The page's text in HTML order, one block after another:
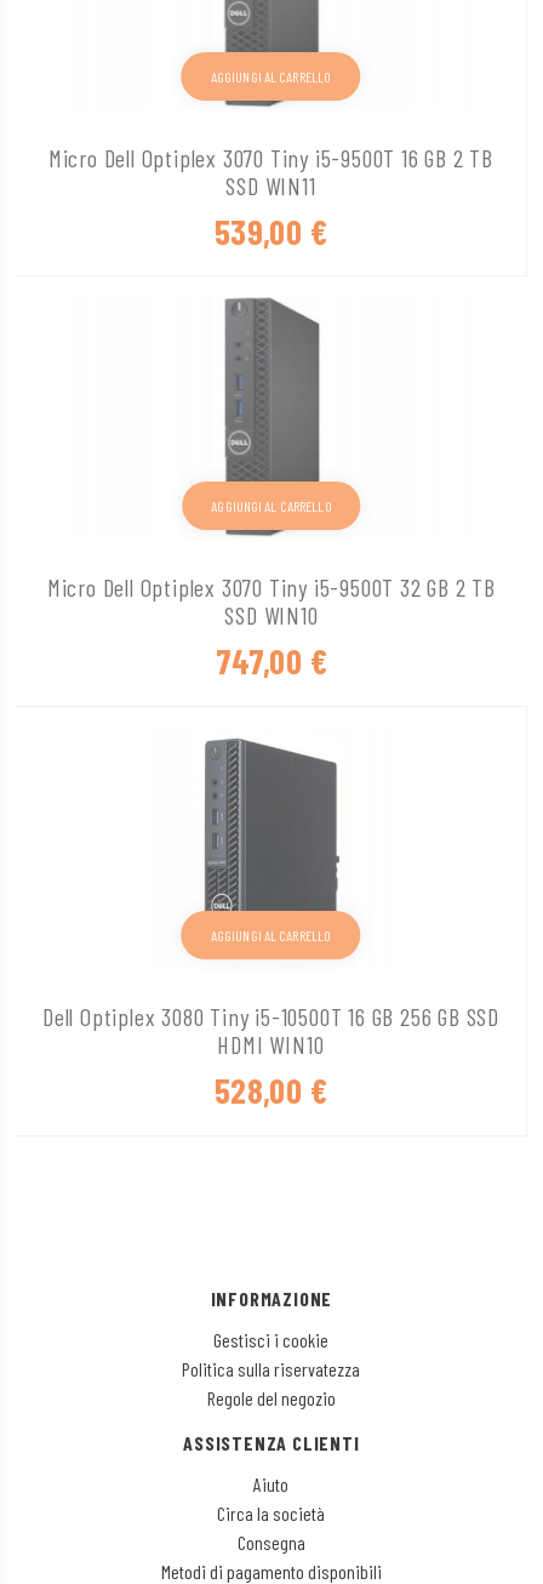
Micro Dell Optiplex 3070 Tiny i5-9500T 16 GB 2 TB
SSD WIN11
539,00 €
AGGIUNGI AL CARRELLO
Micro Dell Optiplex 3070 Tiny i5-9500T 32 GB 2 TB
SSD WIN10
747,00 €
AGGIUNGI AL CARRELLO
Dell Optiplex 3080 Tiny i5-10500T 16 GB 256 GB SSD
HDMI WIN10
528,00 €
AGGIUNGI AL CARRELLO
INFORMAZIONE
Gestisci i cookie
Politica sulla riservatezza
Regole del negozio
ASSISTENZA CLIENTI
Aiuto
Circa la società
Consegna
Metodi di pagamento disponibili